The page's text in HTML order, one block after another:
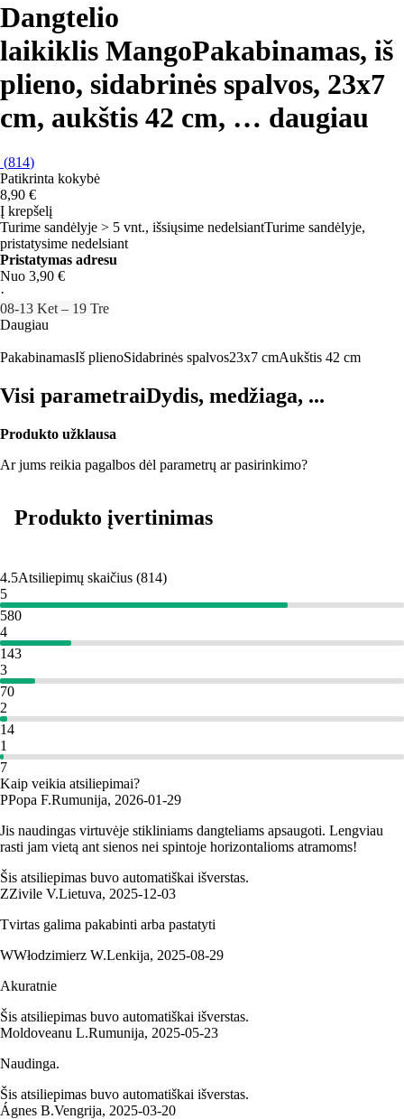
Dangtelio
laikiklis MangoPakabinamas, iš
plieno, sidabrinės spalvos, 23x7
cm, aukštis 42 cm, … daugiau
(814)
Patikrinta kokybė
8,90 €
Į krepšelį
Turime sandėlyje > 5 vnt., išsiųsime nedelsiantTurime sandėlyje,
pristatysime nedelsiant
Pristatymas adresu
Nuo 3,90 €
·
08‑13 Ket – 19 Tre
Daugiau
PakabinamasIš plienoSidabrinės spalvos23x7 cmAukštis 42 cm
Visi parametraiDydis, medžiaga, ...
Produkto užklausa
Ar jums reikia pagalbos dėl parametrų ar pasirinkimo?
Produkto įvertinimas
4.5Atsiliepimų skaičius (814)
5
580
4
143
3
70
2
14
1
7
Kaip veikia atsiliepimai?
PPopa F.Rumunija, 2026‑01‑29
Jis naudingas virtuvėje stikliniams dangteliams apsaugoti. Lengviau
rasti jam vietą ant sienos nei spintoje horizontalioms atramoms!
Šis atsiliepimas buvo automatiškai išverstas.
ZZivile V.Lietuva, 2025‑12‑03
Tvirtas galima pakabinti arba pastatyti
WWłodzimierz W.Lenkija, 2025‑08‑29
Akuratnie
Šis atsiliepimas buvo automatiškai išverstas.
Moldoveanu L.Rumunija, 2025‑05‑23
Naudinga.
Šis atsiliepimas buvo automatiškai išverstas.
Ágnes B.Vengrija, 2025‑03‑20